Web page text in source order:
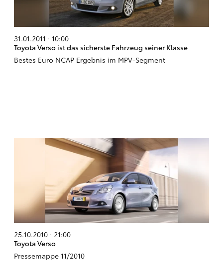
31.01.2011 · 10:00
Toyota Verso ist das sicherste Fahrzeug seiner Klasse
Bestes Euro NCAP Ergebnis im MPV-Segment
25.10.2010 · 21:00
Toyota Verso
Pressemappe 11/2010